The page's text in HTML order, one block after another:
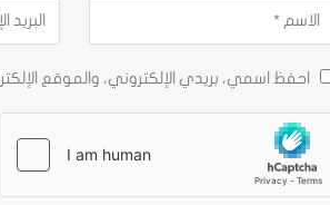
احفظ اسمي، بريدي الإلكتروني، والموقع